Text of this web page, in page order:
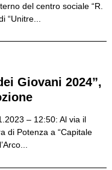
del centro sociale “R.
“Unitre...
Giovani 2024”,
– 12:50: Al via il
di Potenza a “Capitale